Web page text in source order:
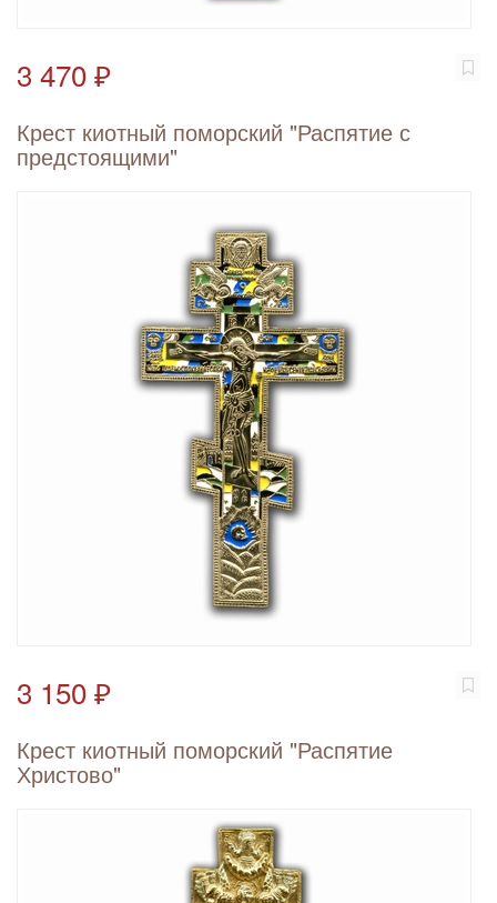
3 470 ₽
Крест киотный поморский "Распятие с
предстоящими"
3 150 ₽
Крест киотный поморский "Распятие
Христово"